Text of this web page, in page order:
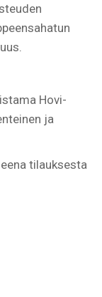
Hovi-
ja
tilauksesta